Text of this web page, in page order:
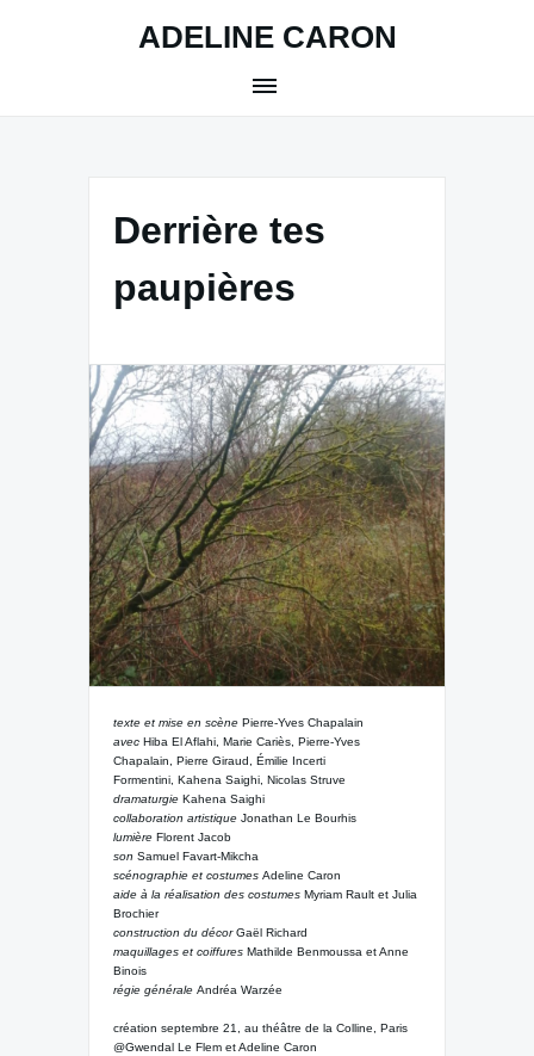
ADELINE CARON
Derrière tes
paupières
texte et mise en scène Pierre-Yves Chapalain
avec Hiba El Aflahi, Marie Cariès, Pierre-Yves
Chapalain, Pierre Giraud, Émilie Incerti
Formentini, Kahena Saighi, Nicolas Struve
dramaturgie Kahena Saighi
collaboration artistique Jonathan Le Bourhis
lumière Florent Jacob
son Samuel Favart-Mikcha
scénographie et costumes Adeline Caron
aide à la réalisation des costumes Myriam Rault et Julia
Brochier
construction du décorGaël Richard
maquillages et coiffures Mathilde Benmoussa et Anne
Binois
régie générale Andréa Warzée
création septembre 21, au théâtre de la Colline, Paris
@Gwendal Le Flem et Adeline Caron